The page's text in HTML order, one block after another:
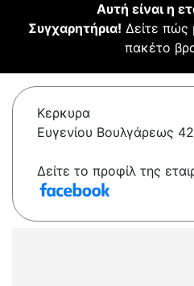
Αυτή είναι η
Συγχαρητήρια! Δείτε πώς
πακέτο
Κερκυρα
Ευγενίου Βουλγάρεως 42
Δείτε το προφίλ της